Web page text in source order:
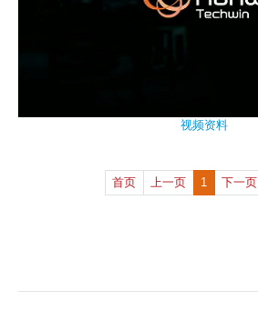
视频资料
首页 上一页 1 下一页